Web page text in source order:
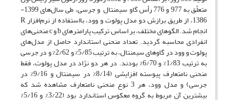
متعلّق به 977 و 776 رأس گاو سیمنتال و جرسی، طی سال‌های 1399-
1386، از طریق برازش دو مدل پولوت و وود، بااستفاده از نرم‌افزار R
انجام شد. الگوهای مختلف، بر اساس ترکیب پارامترهای b و c منحنی‌های
انفرادی محاسبه گردید. تعداد منحنی استاندارد حاصل از مدل‌های
پولوت و وود در گاوهای سیمنتال، به ترتیب 5/85% و 2/62% و در جرسی
به ترتیب 1/83% و 6/70% بودند. در هر دو نژاد در مدل پولوت، فقط
منحنی نامتعارف پیوسته افزایشی (8/14% در سیمنتال و 9/16% در
جرسی) و مدل وود، هر 3 نوع منحنی نامتعارف مشاهده شد که
بیشترین آن مربوط ‌به گروه معکوس استاندارد بود (3/22% و 5/16%